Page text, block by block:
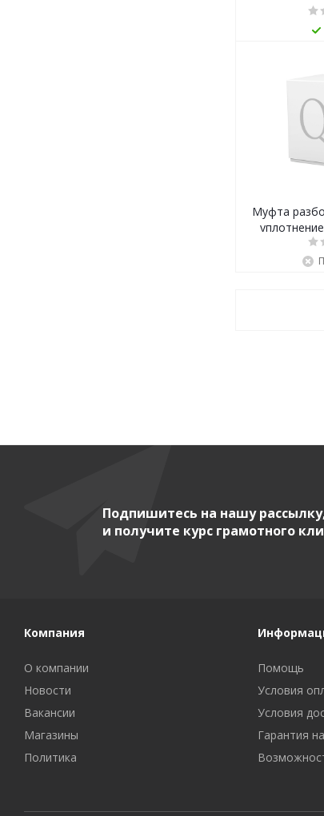
Муфта
Подпишитесь на нашу
и получите курс грамотного
Компания
О компании
Новости
Вакансии
Магазины
Политика
Помощь
Условия
Условия
Гарантия